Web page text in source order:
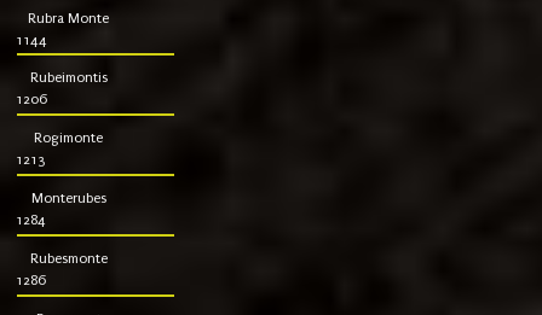
Rubra Monte
1144
Rubeimontis
1206
Rogimonte
1213
Monterubes
1284
Rubesmonte
1286